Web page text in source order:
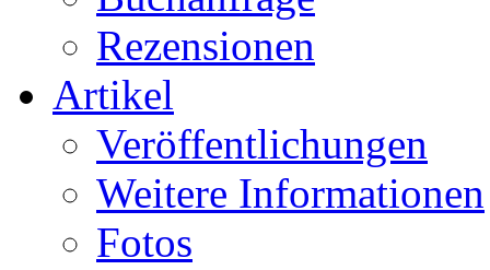
Rezensionen
Artikel
Veröffentlichungen
Weitere Informationen
Fotos